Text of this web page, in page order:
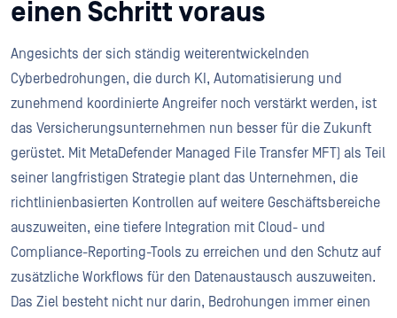
einen Schritt voraus
Angesichts der sich ständig weiterentwickelnden
Cyberbedrohungen, die durch KI, Automatisierung und
zunehmend koordinierte Angreifer noch verstärkt werden, ist
das Versicherungsunternehmen nun besser für die Zukunft
gerüstet. Mit MetaDefender Managed File Transfer MFT) als Teil
seiner langfristigen Strategie plant das Unternehmen, die
richtlinienbasierten Kontrollen auf weitere Geschäftsbereiche
auszuweiten, eine tiefere Integration mit Cloud- und
Compliance-Reporting-Tools zu erreichen und den Schutz auf
zusätzliche Workflows für den Datenaustausch auszuweiten.
Das Ziel besteht nicht nur darin, Bedrohungen immer einen